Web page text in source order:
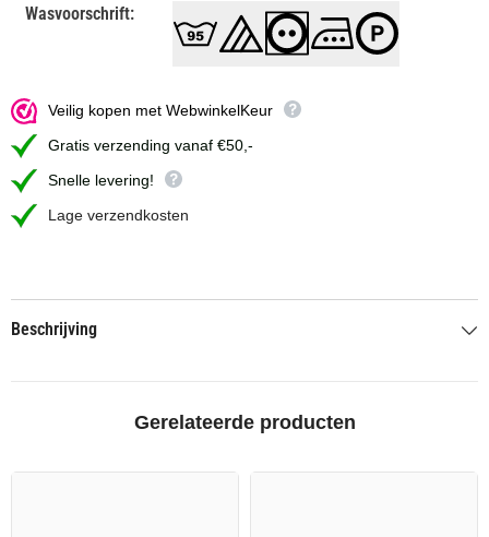
Wasvoorschrift:
Veilig kopen met WebwinkelKeur
Gratis verzending vanaf €50,-
Snelle levering!
Lage verzendkosten
Beschrijving
Gerelateerde producten